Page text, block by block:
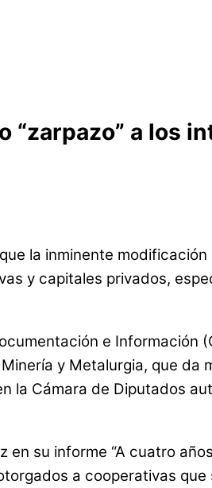
a los
la inminente
y capitales privados,
e Información
y Metalurgia, que
la Cámara de Diputados
su informe “A cuatro
a cooperativas